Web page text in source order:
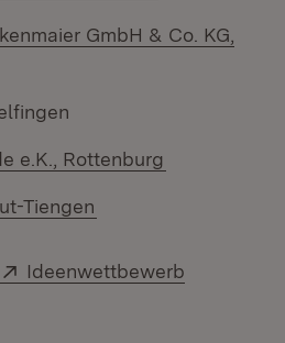
GmbH & Co. KG,
e.K., Rottenburg
Tiengen
Extern:
Ideenwettbewerb